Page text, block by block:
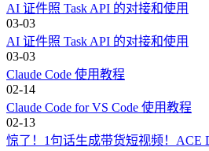
AI 证件照 Task API 的对接和使用
03-03
AI 证件照 Task API 的对接和使用
03-03
Claude Code 使用教程
02-14
Claude Code for VS Code 使用教程
02-13
惊了！1句话生成带货短视频！ACE